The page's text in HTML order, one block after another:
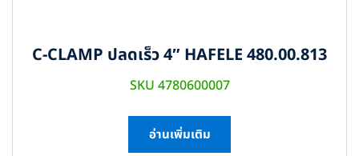
C-CLAMP ปลดเร็ว 4″ HAFELE 480.00.813
SKU 4780600007
อ่านเพิ่มเติม